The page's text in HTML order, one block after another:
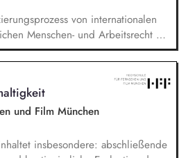
von internationalen
Menschen- und Arbeitsrecht mit
Lateinamerika und Indien. Analyse
Berichten und
wie Lohnberechnungen,
Tarifverträgen. Durchführung von
in Spanien und weltweit.
Richtlinien Soziale
Kontroll- und Zertifizierungssystems.
und Film München
insbesondere: abschließende